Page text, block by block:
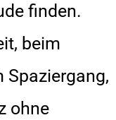
finden.
beim
Spaziergang,
ohne